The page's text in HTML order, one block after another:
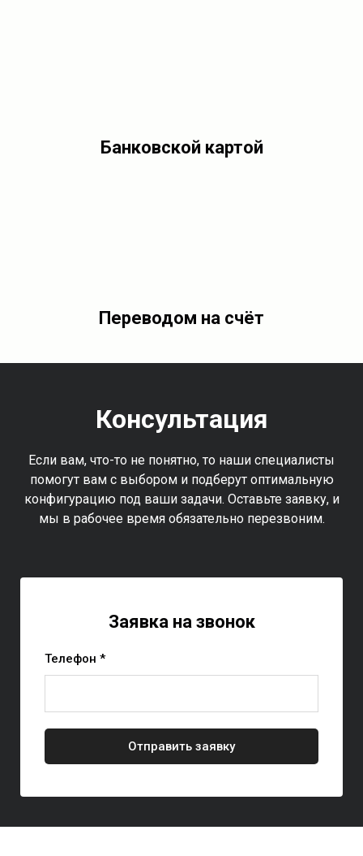
Банковской картой
Переводом на счёт
Консультация
Если вам, что-то не понятно, то наши специалисты
помогут вам с выбором и подберут оптимальную
конфигурацию под ваши задачи. Оставьте заявку, и
мы в рабочее время обязательно перезвоним.
Заявка на звонок
Телефон *
Отправить заявку